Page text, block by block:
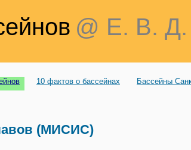
@ Е. В. Д.
10 фактов о бассейнах Бассейны
(МИСИС)